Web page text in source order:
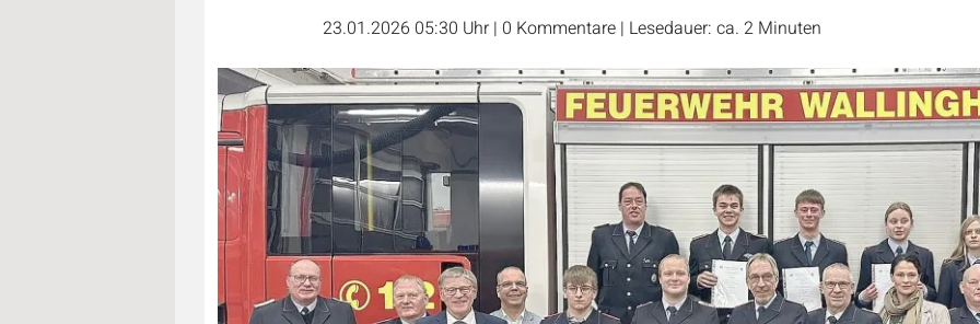
23.01.2026 05:30 Uhr | 0 Kommentare | Lesedauer: ca. 2 Minuten